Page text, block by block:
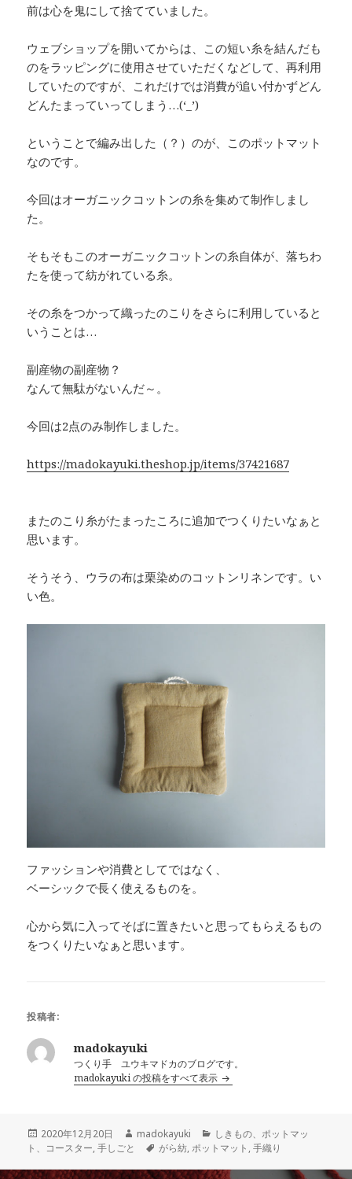
前は心を鬼にして捨てていました。
ウェブショップを開いてからは、この短い糸を結んだも
のをラッピングに使用させていただくなどして、再利用
していたのですが、これだけでは消費が追い付かずどん
どんたまっていってしまう…(‘_’)
ということで編み出した（？）のが、このポットマット
なのです。
今回はオーガニックコットンの糸を集めて制作しまし
た。
そもそもこのオーガニックコットンの糸自体が、落ちわ
たを使って紡がれている糸。
その糸をつかって織ったのこりをさらに利用していると
いうことは…
副産物の副産物？
なんて無駄がないんだ～。
今回は2点のみ制作しました。
https://madokayuki.theshop.jp/items/37421687
またのこり糸がたまったころに追加でつくりたいなぁと
思います。
そうそう、ウラの布は栗染めのコットンリネンです。い
い色。
ファッションや消費としてではなく、
ベーシックで長く使えるものを。
心から気に入ってそばに置きたいと思ってもらえるもの
をつくりたいなぁと思います。
投稿者:
madokayuki
つくり手 ユウキマドカのブログです。
madokayuki の投稿をすべて表示
投
稿
2020年12月20日
作
madokayuki
カ
テ
リ
しきもの、ポットマッ
ト、コースター,手しごと
タ
がら紡,ポットマット ,手織り